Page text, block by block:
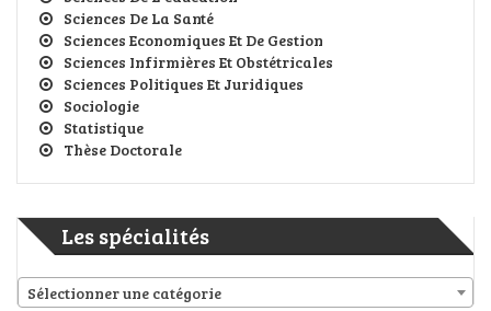
Sciences De La Santé
Sciences Economiques Et De Gestion
Sciences Infirmières Et Obstétricales
Sciences Politiques Et Juridiques
Sociologie
Statistique
Thèse Doctorale
Les spécialités
Sélectionner une catégorie